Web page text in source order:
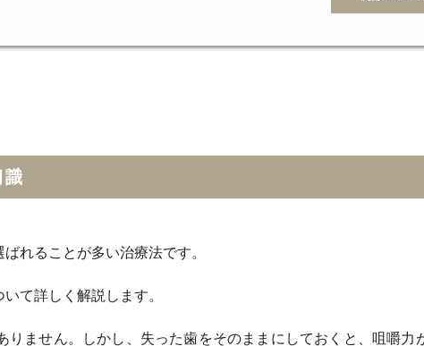
れることが多い治療法です。
て詳しく解説します。
ません。しかし、失った歯をそのままにしておくと、咀嚼力